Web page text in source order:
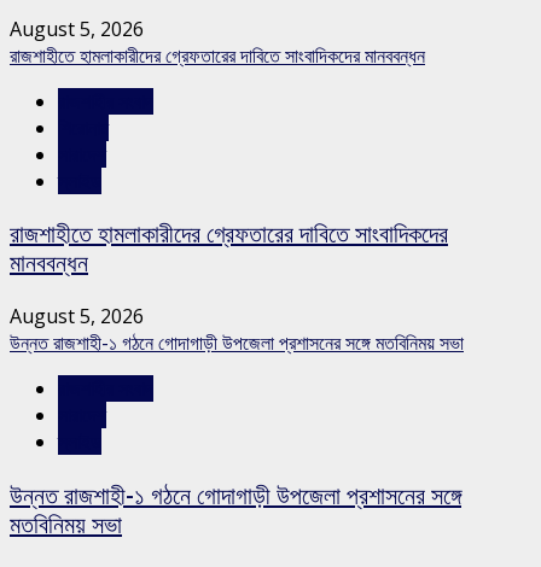
August 5, 2026
রাজশাহীতে হামলাকারীদের গ্রেফতারের দাবিতে সাংবাদিকদের মানববন্ধন
রাজশাহীতে হামলাকারীদের গ্রেফতারের দাবিতে সাংবাদিকদের
মানববন্ধন
August 5, 2026
উন্নত রাজশাহী-১ গঠনে গোদাগাড়ী উপজেলা প্রশাসনের সঙ্গে মতবিনিময় সভা
উন্নত রাজশাহী-১ গঠনে গোদাগাড়ী উপজেলা প্রশাসনের সঙ্গে
মতবিনিময় সভা